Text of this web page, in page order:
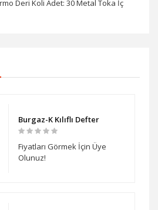
Deri Koli Adet: 30 Metal Toka İç
Burgaz-K Kılıflı Defter
Fiyatları Görmek İçin Üye
Olunuz!